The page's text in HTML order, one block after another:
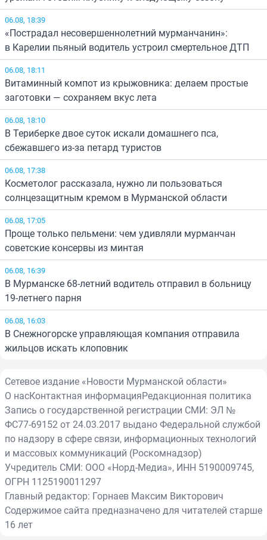
06.08, 18:39
«Пострадал несовершеннолетний мурманчанин»:
в Карелии пьяный водитель устроил смертельное ДТП
06.08, 18:11
Витаминный компот из крыжовника: делаем простые
заготовки — сохраняем вкус лета
06.08, 18:10
В Териберке двое суток искали домашнего пса,
сбежавшего из-за петард туристов
06.08, 17:38
Косметолог рассказала, нужно ли пользоваться
солнцезащитным кремом в Мурманской области
06.08, 17:05
Проще только пельмени: чем удивляли мурманчан
советские консервы из минтая
06.08, 16:39
В Мурманске 68-летний водитель отправил в больницу
19-летнего парня
06.08, 16:03
В Снежногорске управляющая компания отправила
жильцов искать клоповник
Сетевое издание «Новости Мурманской области»
О насКонтактная информацияРедакционная политика
Запись о государственной регистрации СМИ: ЭЛ №
ФС77-69152 от 24.03.2017 выдано Федеральной службой
по надзору в сфере связи, информационных технологий
и массовых коммуникаций (Роскомнадзор)
Учредитель СМИ: ООО «Норд-Медиа», ИНН 5190009745,
ОГРН 1125190011297
Главный редактор: Горнаев Максим Викторович
Содержимое сайта предназначено для читателей старше
16 лет